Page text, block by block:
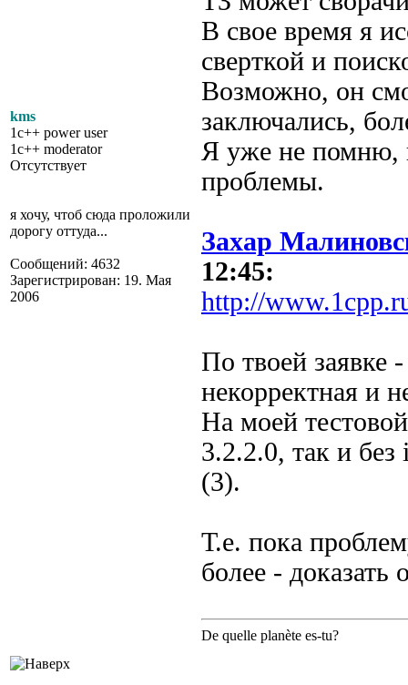
kms
1c++ power user
1c++ moderator
Отсутствует
я хочу, чтоб сюда проложили
дорогу оттуда...
Сообщений: 4632
Зарегистрирован: 19. Мая
2006
В свое время я
сверткой и
Возможно, он
заключались,
Я уже не помню,
проблемы.
Захар
12:45:
http://
По твоей заявке
некорректная и
На моей
3.2.2.0, так и без
(3).
Т.е. пока
более - доказать
De quelle planète es-tu?